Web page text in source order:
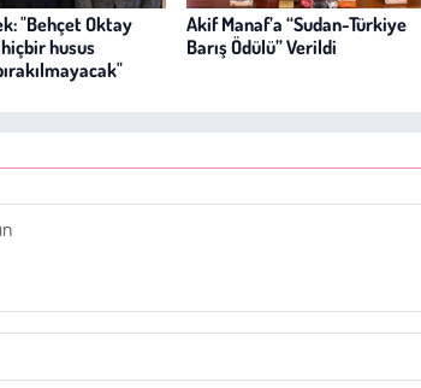
"Behçet Oktay
husus
Akif Manaf’a “Sudan-Türkiye
Barış Ödülü” Verildi